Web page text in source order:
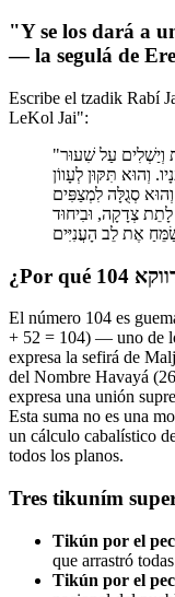
"Y se los dará a
— la segulá de
Escribe el tzadik Rabí
LeKol Jai":
"עֶרֶב שָׁבוּעוֹת — יַפְרִישׁ צ"א פְּרוּטוֹת וְיַשְׁלִים עַל שִׁעוּר
וְהוּא תִּקּוּן לְעָווֹן
סְגֻלָּה לִמְצַפִּים
צְדָקָה, וּבִיחוּד
El número 104 es
+ 52 = 104) — uno de
expresa la sefirá de
del Nombre Havayá
expresa una unión
Esta suma no es una
un cálculo cabalístico
todos los planos.
Tres tikuním
Tikún por el
que arrastró
Tikún por el